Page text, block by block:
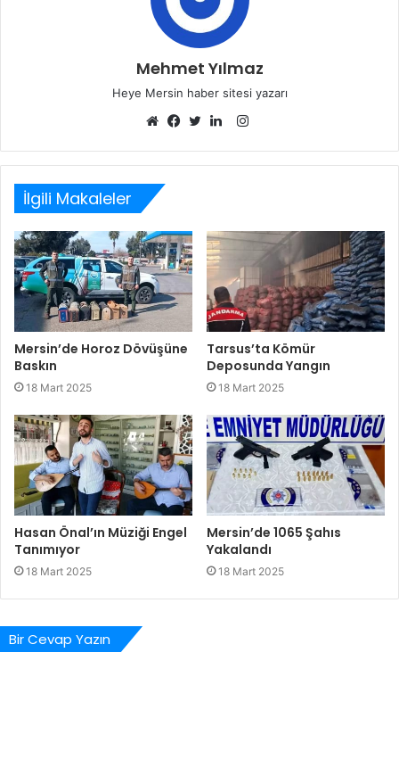
Mehmet Yılmaz
Heye Mersin haber sitesi yazarı
sitesi
Instagram
İlgili Makaleler
Mersin’de Horoz Dövüşüne
Baskın
18 Mart 2025
Tarsus’ta Kömür
Deposunda Yangın
18 Mart 2025
Hasan Önal’ın Müziği Engel
Tanımıyor
18 Mart 2025
Mersin’de 1065 Şahıs
Yakalandı
18 Mart 2025
Bir Cevap Yazın